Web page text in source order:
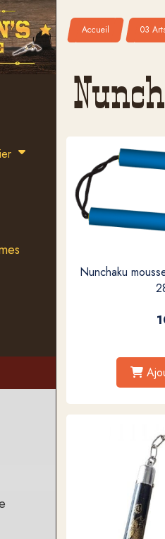
Accueil 03
Nunchaku